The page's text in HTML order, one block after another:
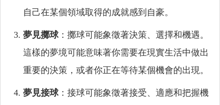
自己在某個領域取得的成就感到自豪。
夢見擲球：擲球可能象徵著決策、選擇和機遇。
這樣的夢境可能意味著你需要在現實生活中做出
重要的決策，或者你正在等待某個機會的出現。
夢見接球：接球可能象徵著接受、適應和把握機